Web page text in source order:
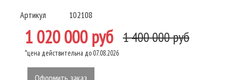
Артикул 102108
1 020 000 руб 1 400 000 руб
*цена действительна до 07.08.2026